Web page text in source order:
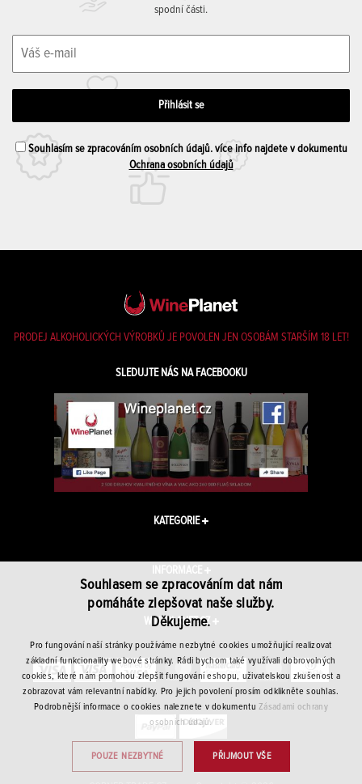
spodní části.
Souhlasím se zpracováním osobních údajů. více info najdete v dokumentu
Ochrana osobních údajů
PRODEJ ALKOHOLICKÝCH VÝROBKŮ JE POVOLEN JEN OSOBÁM STARŠÍM 18 LET!
SLEDUJTE NÁS NA FACEBOOKU
KATEGORIE
INFORMACE
WINEPLANET.CZ
Souhlasem se zpracováním dat nám
pomáháte zlepšovat naše služby.
Děkujeme.
Pro fungování naší stránky používáme nezbytné cookies umožňující realizovat
základní funkcionality webové stránky. Rádi bychom také využívali dobrovolných
cookies, které nám pomohou zlepšit fungování eshopu, uživatelskou zkušenost a
zobrazovat vám relevantní nabídky. Pro jejich povolení prosím odklikněte souhlas.
Podrobnější informace o cookies naleznete v dokumentuZásadami ochrany
osobních údajů.
PŘIJMOUT VŠE
POUZE NEZBYTNÉ